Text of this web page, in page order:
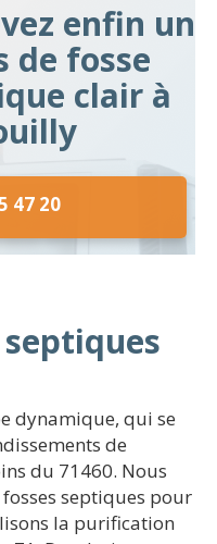
enfin un
de fosse
clair à
47 20
dynamique, qui se
de
du 71460. Nous
septiques pour
la purification